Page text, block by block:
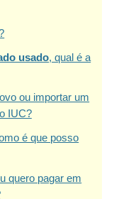
usado, qual é a
ou importar um
IUC?
é que posso
quero pagar em